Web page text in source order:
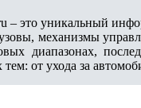
– это уникальный
механизмы
диапазонах,
от ухода за